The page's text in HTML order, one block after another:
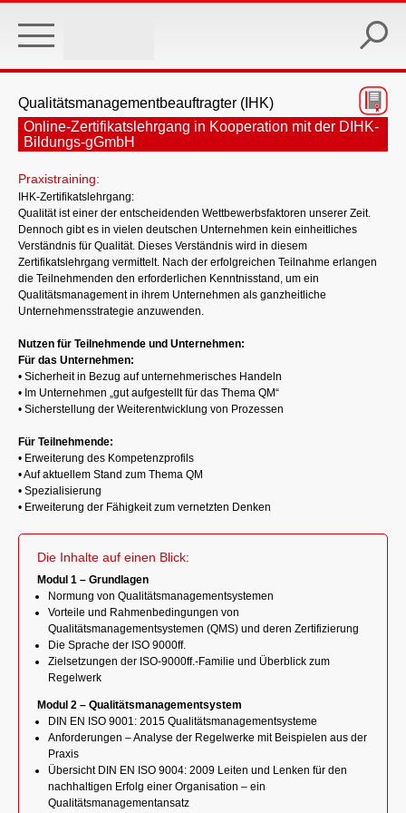
main
Qualitätsmanagementbeauftragter (IHK)
Online-Zertifikatslehrgang in Kooperation mit der DIHK-
Bildungs-gGmbH
Praxistraining:
IHK-Zertifikatslehrgang:
Qualität ist einer der entscheidenden Wettbewerbsfaktoren unserer Zeit.
Dennoch gibt es in vielen deutschen Unternehmen kein einheitliches
Verständnis für Qualität. Dieses Verständnis wird in diesem
Zertifikatslehrgang vermittelt. Nach der erfolgreichen Teilnahme erlangen
die Teilnehmenden den erforderlichen Kenntnisstand, um ein
Qualitätsmanagement in ihrem Unternehmen als ganzheitliche
Unternehmensstrategie anzuwenden.
Nutzen für Teilnehmende und Unternehmen:
Für das Unternehmen:
• Sicherheit in Bezug auf unternehmerisches Handeln
• Im Unternehmen „gut aufgestellt für das Thema QM“
• Sicherstellung der Weiterentwicklung von Prozessen
Für Teilnehmende:
• Erweiterung des Kompetenzprofils
• Auf aktuellem Stand zum Thema QM
• Spezialisierung
• Erweiterung der Fähigkeit zum vernetzten Denken
Die Inhalte auf einen Blick:
Modul 1 – Grundlagen
Normung von Qualitätsmanagementsystemen
Vorteile und Rahmenbedingungen von
Qualitätsmanagementsystemen (QMS) und deren Zertifizierung
Die Sprache der ISO 9000ff.
Zielsetzungen der ISO-9000ff.-Familie und Überblick zum
Regelwerk
Modul 2 – Qualitätsmanagementsystem
DIN EN ISO 9001: 2015 Qualitätsmanagementsysteme
Anforderungen – Analyse der Regelwerke mit Beispielen aus der
Praxis
Übersicht DIN EN ISO 9004: 2009 Leiten und Lenken für den
nachhaltigen Erfolg einer Organisation – ein
Qualitätsmanagementansatz